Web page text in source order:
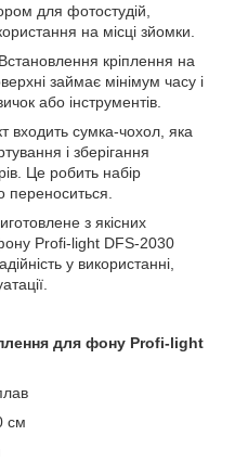
для фотостудій,
на місці зйомки.
Встановлення кріплення на
займає мінімум часу і
або інструментів.
входить сумка-чохол, яка
і зберігання
Це робить набір
переноситься.
з якісних
Profi-light DFS-2030
у використанні,
для фону Profi-light
см